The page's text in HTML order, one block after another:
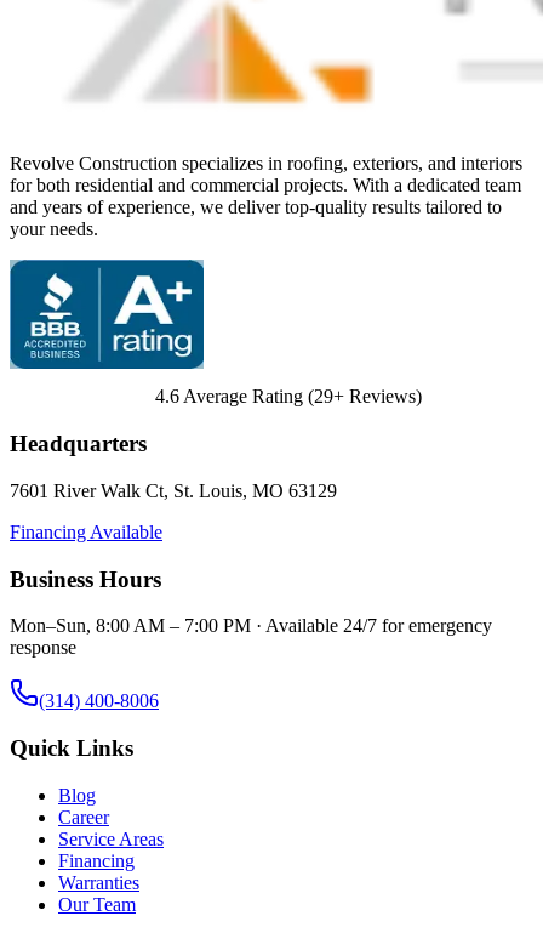
Revolve Construction specializes in roofing, exteriors, and interiors
for both residential and commercial projects. With a dedicated team
and years of experience, we deliver top-quality results tailored to
your needs.
4.6Average Rating (29+ Reviews)
Headquarters
7601 River Walk Ct, St. Louis, MO 63129
Financing Available
Business Hours
Mon–Sun, 8:00 AM – 7:00 PM · Available 24/7 for emergency
response
(314) 400-8006
Quick Links
Blog
Career
Service Areas
Financing
Warranties
Our Team